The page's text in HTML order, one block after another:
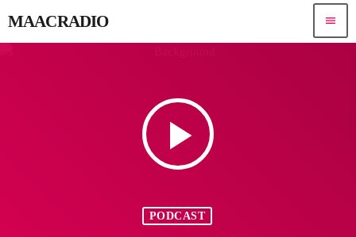
MAACRADIO menu
play_arrow
PODCAST